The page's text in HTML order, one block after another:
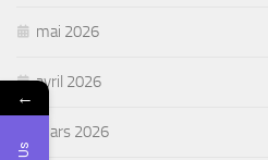
mai 2026
avril 2026
mars 2026
←